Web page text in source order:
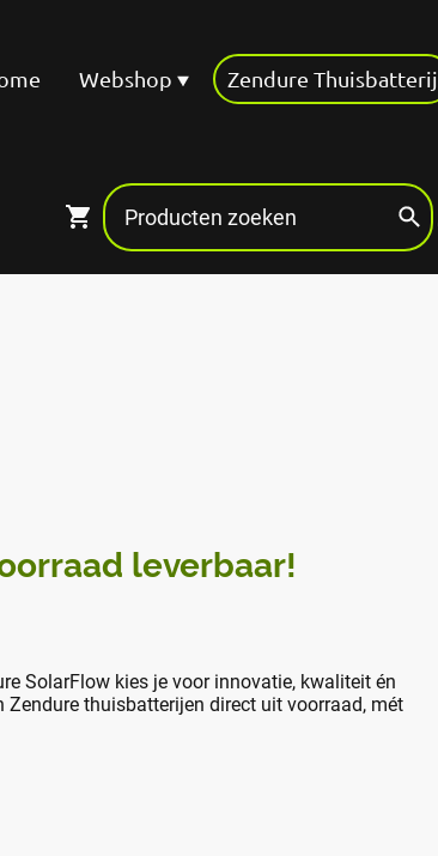
Webshop Zendure Thuisbatterij
leverbaar!
SolarFlow kies je voor innovatie, kwaliteit én
Zendure thuisbatterijen direct uit voorraad, mét